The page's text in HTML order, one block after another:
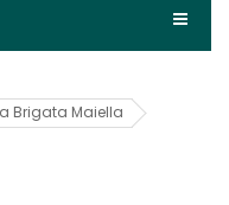
Brigata Maiella